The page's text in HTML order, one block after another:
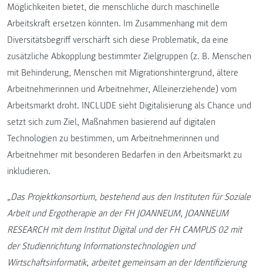
Möglichkeiten bietet, die menschliche durch maschinelle
Arbeitskraft ersetzen könnten. Im Zusammenhang mit dem
Diversitätsbegriff verschärft sich diese Problematik, da eine
zusätzliche Abkopplung bestimmter Zielgruppen (z. B. Menschen
mit Behinderung, Menschen mit Migrationshintergrund, ältere
Arbeitnehmerinnen und Arbeitnehmer, Alleinerziehende) vom
Arbeitsmarkt droht. INCLUDE sieht Digitalisierung als Chance und
setzt sich zum Ziel, Maßnahmen basierend auf digitalen
Technologien zu bestimmen, um Arbeitnehmerinnen und
Arbeitnehmer mit besonderen Bedarfen in den Arbeitsmarkt zu
inkludieren.
„Das Projektkonsortium, bestehend aus den Instituten für Soziale
Arbeit und Ergotherapie an der FH JOANNEUM, JOANNEUM
RESEARCH mit dem Institut Digital und der FH CAMPUS 02 mit
der Studienrichtung Informationstechnologien und
Wirtschaftsinformatik, arbeitet gemeinsam an der Identifizierung